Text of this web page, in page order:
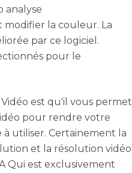
analyse
la couleur. La
par ce logiciel.
pour le
est qu'il vous permet
pour rendre votre
à utiliser. Certainement la
et la résolution vidéo
Qui est exclusivement